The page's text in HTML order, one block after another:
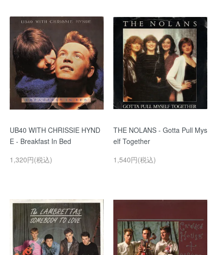
UB40 WITH CHRISSIE HYND
E - Breakfast In Bed
1,320円(税込)
THE NOLANS - Gotta Pull Mys
elf Together
1,540円(税込)